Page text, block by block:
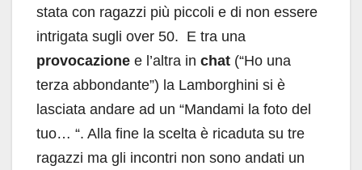
stata con ragazzi più piccoli e di non essere
intrigata sugli over 50. E tra una
provocazione e l’altra in chat (“Ho una
terza abbondante”) la Lamborghini si è
lasciata andare ad un “Mandami la foto del
tuo… “. Alla fine la scelta è ricaduta su tre
ragazzi ma gli incontri non sono andati un